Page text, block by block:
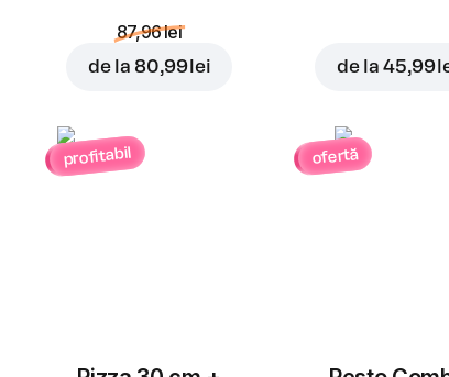
87,96 lei
de la 80,99 lei de la45,99
profitabil ofertă